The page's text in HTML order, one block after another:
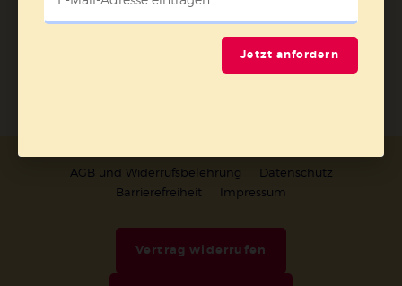
Jetzt anmelden
AGB und Widerrufsbelehrung
Datenschutz
Barrierefreiheit
Impressum
Vertrag widerrufen
Jetzt anfordern